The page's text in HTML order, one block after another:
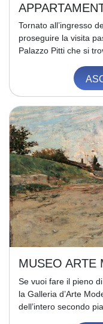
Tornato all’ingresso
proseguire la visita
Palazzo Pitti che si
MUSEO ARTE
Se vuoi fare il pieno
la Galleria d’Arte
dell’intero secondo